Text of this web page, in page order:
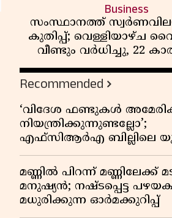
Business
സംസ്ഥാനത്ത്
കുതിപ്പ്; വെള്ളിയാഴ്ച
വീണ്ടും വർധിച്ചു, 22
1,10,920
Recommended
‘വിദേശ ഫണ്ടുകൾ
നിയന്ത്രിക്കുന്നുണ്ടല്ലോ’;
എഫ്സിആർഎ ബില്ലിലെ
വിമർശനങ്ങൾക്ക്
മണ്ണിൽ പിറന്ന് മണ്ണിലേക്ക്
മനുഷ്യൻ; നഷ്ടപ്പെട്ട
മധുരിക്കുന്ന ഓർമക്കുറിപ്പ്